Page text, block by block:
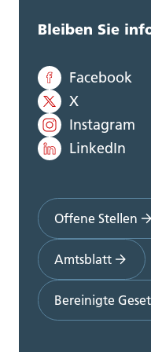
Bleiben Sie
Facebook
X
Instagram
LinkedIn
Offene Stellen
Amtsblatt
Bereinigte